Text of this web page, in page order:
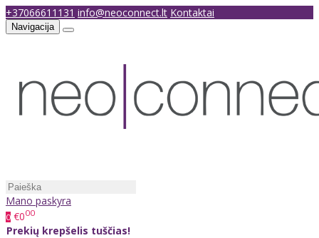
+37066611131 info@neoconnect.lt Kontaktai
Navigacija
Mano paskyra
0 €000
Prekių krepšelis tuščias!